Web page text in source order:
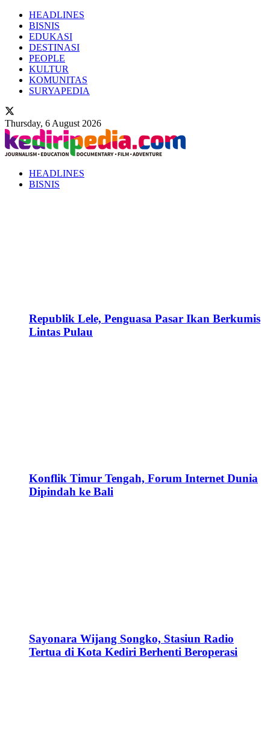
HEADLINES
BISNIS
EDUKASI
DESTINASI
PEOPLE
KULTUR
KOMUNITAS
SURYAPEDIA
Thursday, 6 August 2026
HEADLINES
BISNIS
Republik Lele, Penguasa Pasar Ikan Berkumis
Lintas Pulau
Konflik Timur Tengah, Forum Internet Dunia
Dipindah ke Bali
Sayonara Wijang Songko, Stasiun Radio
Tertua di Kota Kediri Berhenti Beroperasi